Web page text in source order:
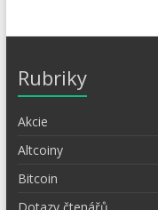
Rubriky
Akcie
Altcoiny
Bitcoin